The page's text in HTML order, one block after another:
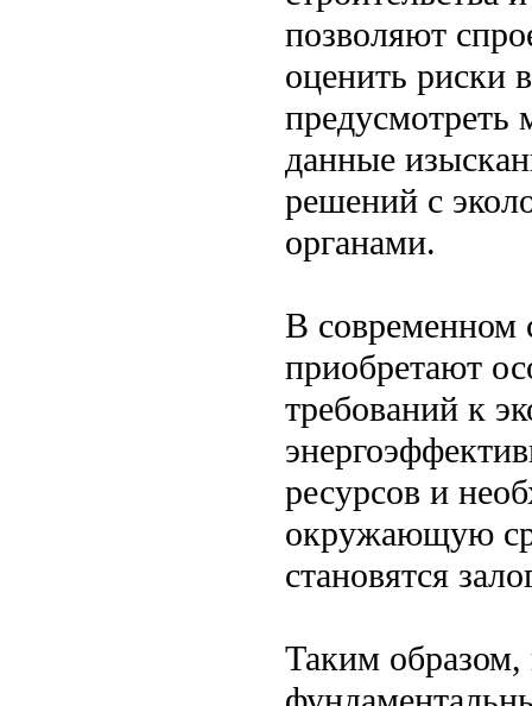
позволяют
оценить риски
данные
решений с
органами.
В современном
приобретают
требований к
ресурсов и
окружающую
становятся
Таким